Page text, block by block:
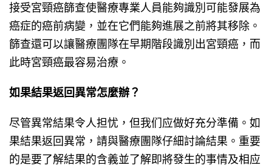
接受宮頸癌篩查使醫療專業人員能夠識別可能發展為
癌症的癌前病變，並在它們能夠進展之前將其移除。
篩查還可以讓醫療團隊在早期階段識別出宮頸癌，而
此時宮頸癌最容易治療。
如果結果返回異常怎麼辦？
尽管異常結果令人担忧，但我们应做好充分準備。如
果結果返回異常，請與醫療團隊仔細討論結果。重要
的是要了解結果的含義並了解即將發生的事情及相应